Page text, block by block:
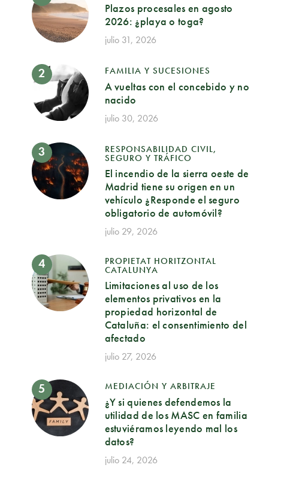
Plazos procesales en agosto
2026: ¿playa o toga?
julio 31, 2026
FAMILIA Y SUCESIONES
A vueltas con el concebido y no
nacido
julio 30, 2026
RESPONSABILIDAD CIVIL,
SEGURO Y TRÁFICO
El incendio de la sierra oeste de
Madrid tiene su origen en un
vehículo ¿Responde el seguro
obligatorio de automóvil?
julio 29, 2026
PROPIETAT HORITZONTAL
CATALUNYA
Limitaciones al uso de los
elementos privativos en la
propiedad horizontal de
Cataluña: el consentimiento del
afectado
julio 27, 2026
MEDIACIÓN Y ARBITRAJE
¿Y si quienes defendemos la
utilidad de los MASC en familia
estuviéramos leyendo mal los
datos?
julio 24, 2026